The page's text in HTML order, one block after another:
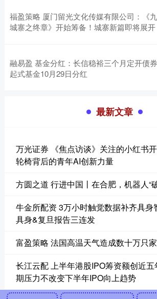
福盈策略 厦门留光文化传媒有限公司：《
城寨之终章》开始筹备！城寨新篇即将展开
融易盈 基金分红：长信稳裕三个月定开债
起式基金10月29日分红
最新文章
万光证券 《焦点访谈》关注的小红书
轮椅背后的青年AI创新力量
方圆之道 行进中国丨在合肥，机器人“
牛金所配资 3万小时触觉数据补齐具身
具身&复旦报告三连发
富盈策略 法国高温天气造成数十万只
长江云配 上半年港股IPO筹资额创近
期压力不改变下半年IPO向上趋势